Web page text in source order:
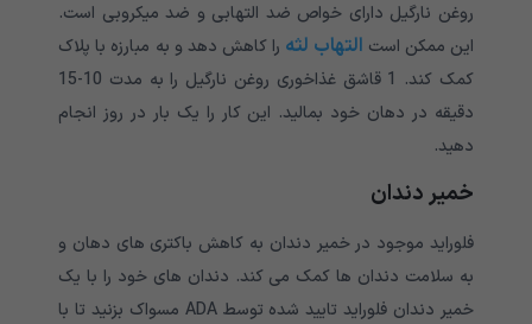
روغن نارگیل دارای خواص ضد التهابی و ضد میکروبی است.
این ممکن است التهاب لثه را کاهش دهد و به مبارزه با پلاک
کمک کند. 1 قاشق غذاخوری روغن نارگیل را به مدت 10-15
دقیقه در دهان خود بمالید. این کار را یک بار در روز انجام
دهید.
خمیر دندان
فلوراید موجود در خمیر دندان به کاهش باکتری های دهان و
به سلامت دندان ها کمک می کند. دندان های خود را با یک
خمیر دندان فلوراید تایید شده توسط ADA مسواک بزنید تا با